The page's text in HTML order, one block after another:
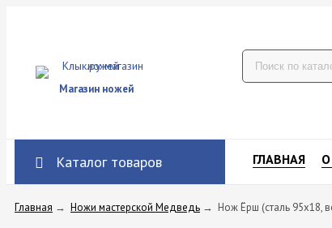
Магазин ножей
Каталог товаров ГЛАВНАЯ
Главная → Ножи мастерской Медведь → Нож Ёрш (сталь 95х18,